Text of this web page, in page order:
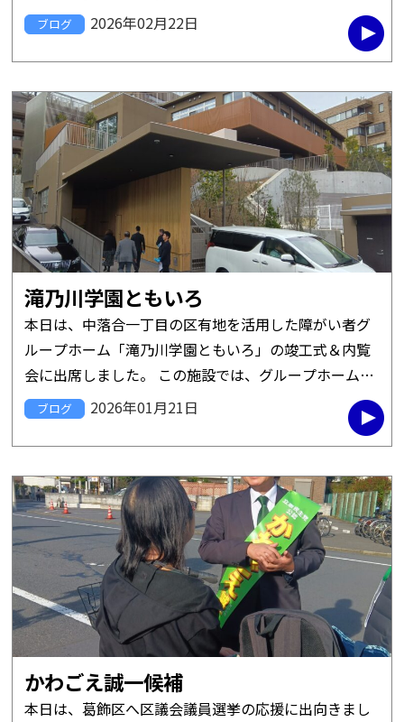
ん」などを見せてもらいました。 染物や和服などがお
好きな方だけでなく、外国人 […]
ブログ 2026年02月22日
滝乃川学園ともいろ
本日は、中落合一丁目の区有地を活用した障がい者グ
ループホーム「滝乃川学園ともいろ」の竣工式＆内覧
会に出席しました。 この施設では、グループホームの
みならず、生活介護や短期入所、相談支援も行いま
す。 施設名「ともいろ」は、 […]
ブログ 2026年01月21日
かわごえ誠一候補
本日は、葛飾区へ区議会議員選挙の応援に出向きまし